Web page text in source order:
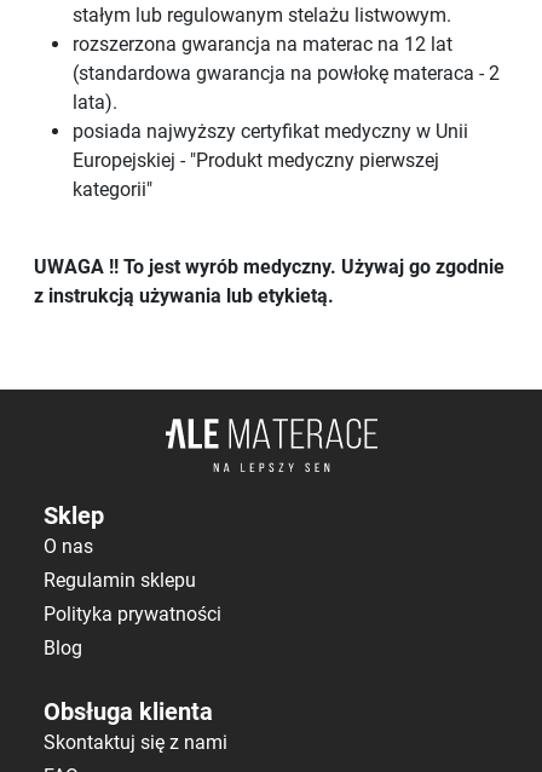
stałym lub regulowanym stelażu listwowym.
rozszerzona gwarancja na materac na 12 lat
(standardowa gwarancja na powłokę materaca - 2
lata).
posiada najwyższy certyfikat medyczny w Unii
Europejskiej - "Produkt medyczny pierwszej
kategorii"
UWAGA !! To jest wyrób medyczny. Używaj go zgodnie
z instrukcją używania lub etykietą.
Sklep
O nas
Regulamin sklepu
Polityka prywatności
Blog
Obsługa klienta
Skontaktuj się z nami